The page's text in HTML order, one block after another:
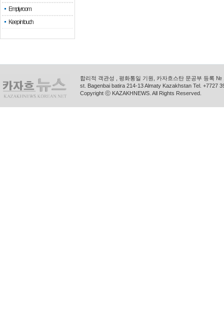
Empty room
Keep in touch
합리적 객관성 , 평화통일 기원, 카자흐스탄 문공부 등록
st. Bagenbai batira 214-13 Almaty Kazakhstan Tel. +7727
Copyright ⓒ KAZAKHNEWS. All Rights Reserved.